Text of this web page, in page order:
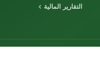
التقارير المالية